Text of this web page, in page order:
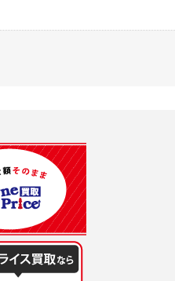
得ることが困難であるとき。
して協力する必要がある場合であって、
し、委託する場合は委託した個人データ